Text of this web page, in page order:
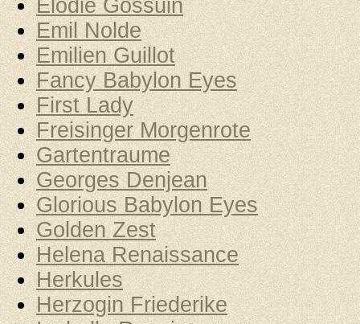
Elodie Gossuin
Emil Nolde
Emilien Guillot
Fancy Babylon Eyes
First Lady
Freisinger Morgenrote
Gartentraume
Georges Denjean
Glorious Babylon Eyes
Golden Zest
Helena Renaissance
Herkules
Herzogin Friederike